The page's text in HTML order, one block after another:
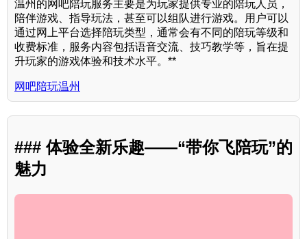
温州的网吧陪玩服务主要是为玩家提供专业的陪玩人员，
陪伴游戏、指导玩法，甚至可以组队进行游戏。用户可以
通过网上平台选择陪玩类型，通常会有不同的陪玩等级和
收费标准，服务内容包括语音交流、技巧教学等，旨在提
升玩家的游戏体验和技术水平。**
网吧陪玩温州
### 体验全新乐趣——“带你飞陪玩”的
魅力